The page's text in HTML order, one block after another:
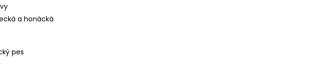
a honácká
pes